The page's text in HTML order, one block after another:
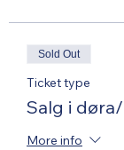
Sold Out
Ticket type
Salg i
More info